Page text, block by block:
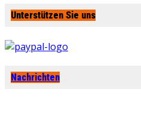
Unterstützen Sie uns
Nachrichten